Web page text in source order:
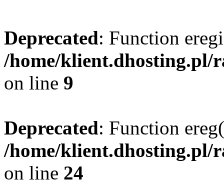
Deprecated: Function
/home/klient.dhosting.pl/
on line 9
Deprecated: Function
/home/klient.dhosting.pl/
on line 24